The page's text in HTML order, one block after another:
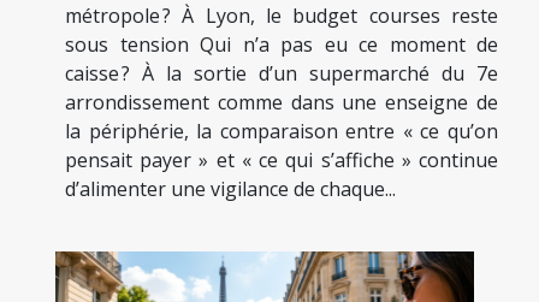
métropole ? À Lyon, le budget courses reste
sous tension Qui n’a pas eu ce moment de
caisse ? À la sortie d’un supermarché du 7e
arrondissement comme dans une enseigne de
la périphérie, la comparaison entre « ce qu’on
pensait payer » et « ce qui s’affiche » continue
d’alimenter une vigilance de chaque...